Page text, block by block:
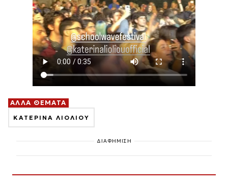
ΑΛΛΑ ΘΕΜΑΤΑ
ΚΑΤΕΡΙΝΑ ΛΙΟΛΙΟΥ
ΔΙΑΦΗΜΙΣΗ